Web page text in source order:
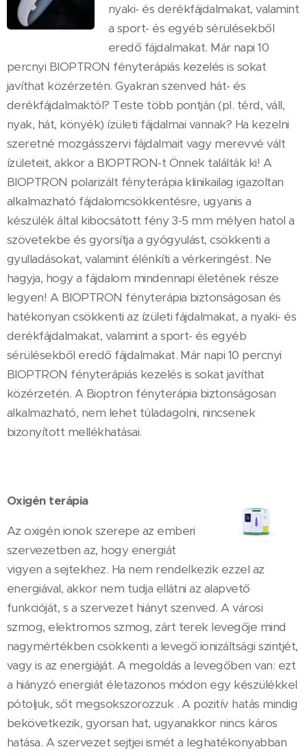
nyaki- és derékfájdalmakat, valamint
a sport- és egyéb sérülésekből
eredő fájdalmakat. Már napi 10
percnyi BIOPTRON fényterápiás kezelés is sokat
javíthat közérzetén. Gyakran szenved hát- és
derékfájdalmaktól? Teste több pontján (pl. térd, váll,
nyak, hát, könyék) ízületi fájdalmai vannak? Ha kezelni
szeretné mozgásszervi fájdalmait vagy merevvé vált
ízületeit, akkor a BIOPTRON-t Önnek találták ki! A
BIOPTRON polarizált fényterápia klinikailag igazoltan
alkalmazható fájdalomcsökkentésre, ugyanis a
készülék által kibocsátott fény 3-5 mm mélyen hatol a
szövetekbe és gyorsítja a gyógyulást, csökkenti a
gyulladásokat, valamint élénkíti a vérkeringést. Ne
hagyja, hogy a fájdalom mindennapi életének része
legyen! A BIOPTRON fényterápia biztonságosan és
hatékonyan csökkenti az ízületi fájdalmakat, a nyaki- és
derékfájdalmakat, valamint a sport- és egyéb
sérülésekből eredő fájdalmakat. Már napi 10 percnyi
BIOPTRON fényterápiás kezelés is sokat javíthat
közérzetén. A Bioptron fényterápia biztonságosan
alkalmazható, nem lehet túladagolni, nincsenek
bizonyított mellékhatásai.
Oxigén terápia
Az oxigén ionok szerepe az emberi
szervezetben az, hogy energiát
vigyen a sejtekhez. Ha nem rendelkezik ezzel az
energiával, akkor nem tudja ellátni az alapvető
funkcióját, s a szervezet hiányt szenved. A városi
szmog, elektromos szmog, zárt terek levegője mind
nagymértékben csökkenti a levegő ionizáltsági szintjét,
vagy is az energiáját. A megoldás a levegőben van: ezt
a hiányzó energiát életazonos módon egy készülékkel
pótoljuk, sőt megsokszorozzuk . A pozitív hatás mindig
bekövetkezik, gyorsan hat, ugyanakkor nincs káros
hatása. A szervezet sejtjei ismét a leghatékonyabban